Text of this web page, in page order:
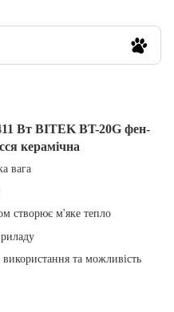
Вт BITEK BT-20G фен-
керамічна
вага
створює м'яке тепло
та можливість